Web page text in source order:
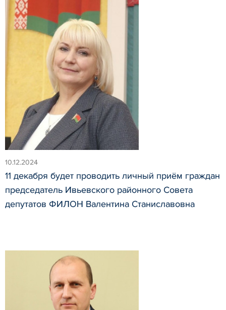
10.12.2024
11 декабря будет проводить личный приём граждан
председатель Ивьевского районного Совета
депутатов ФИЛОН Валентина Станиславовна